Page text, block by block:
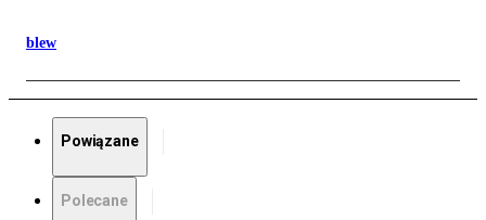
blew
Powiązane
Polecane